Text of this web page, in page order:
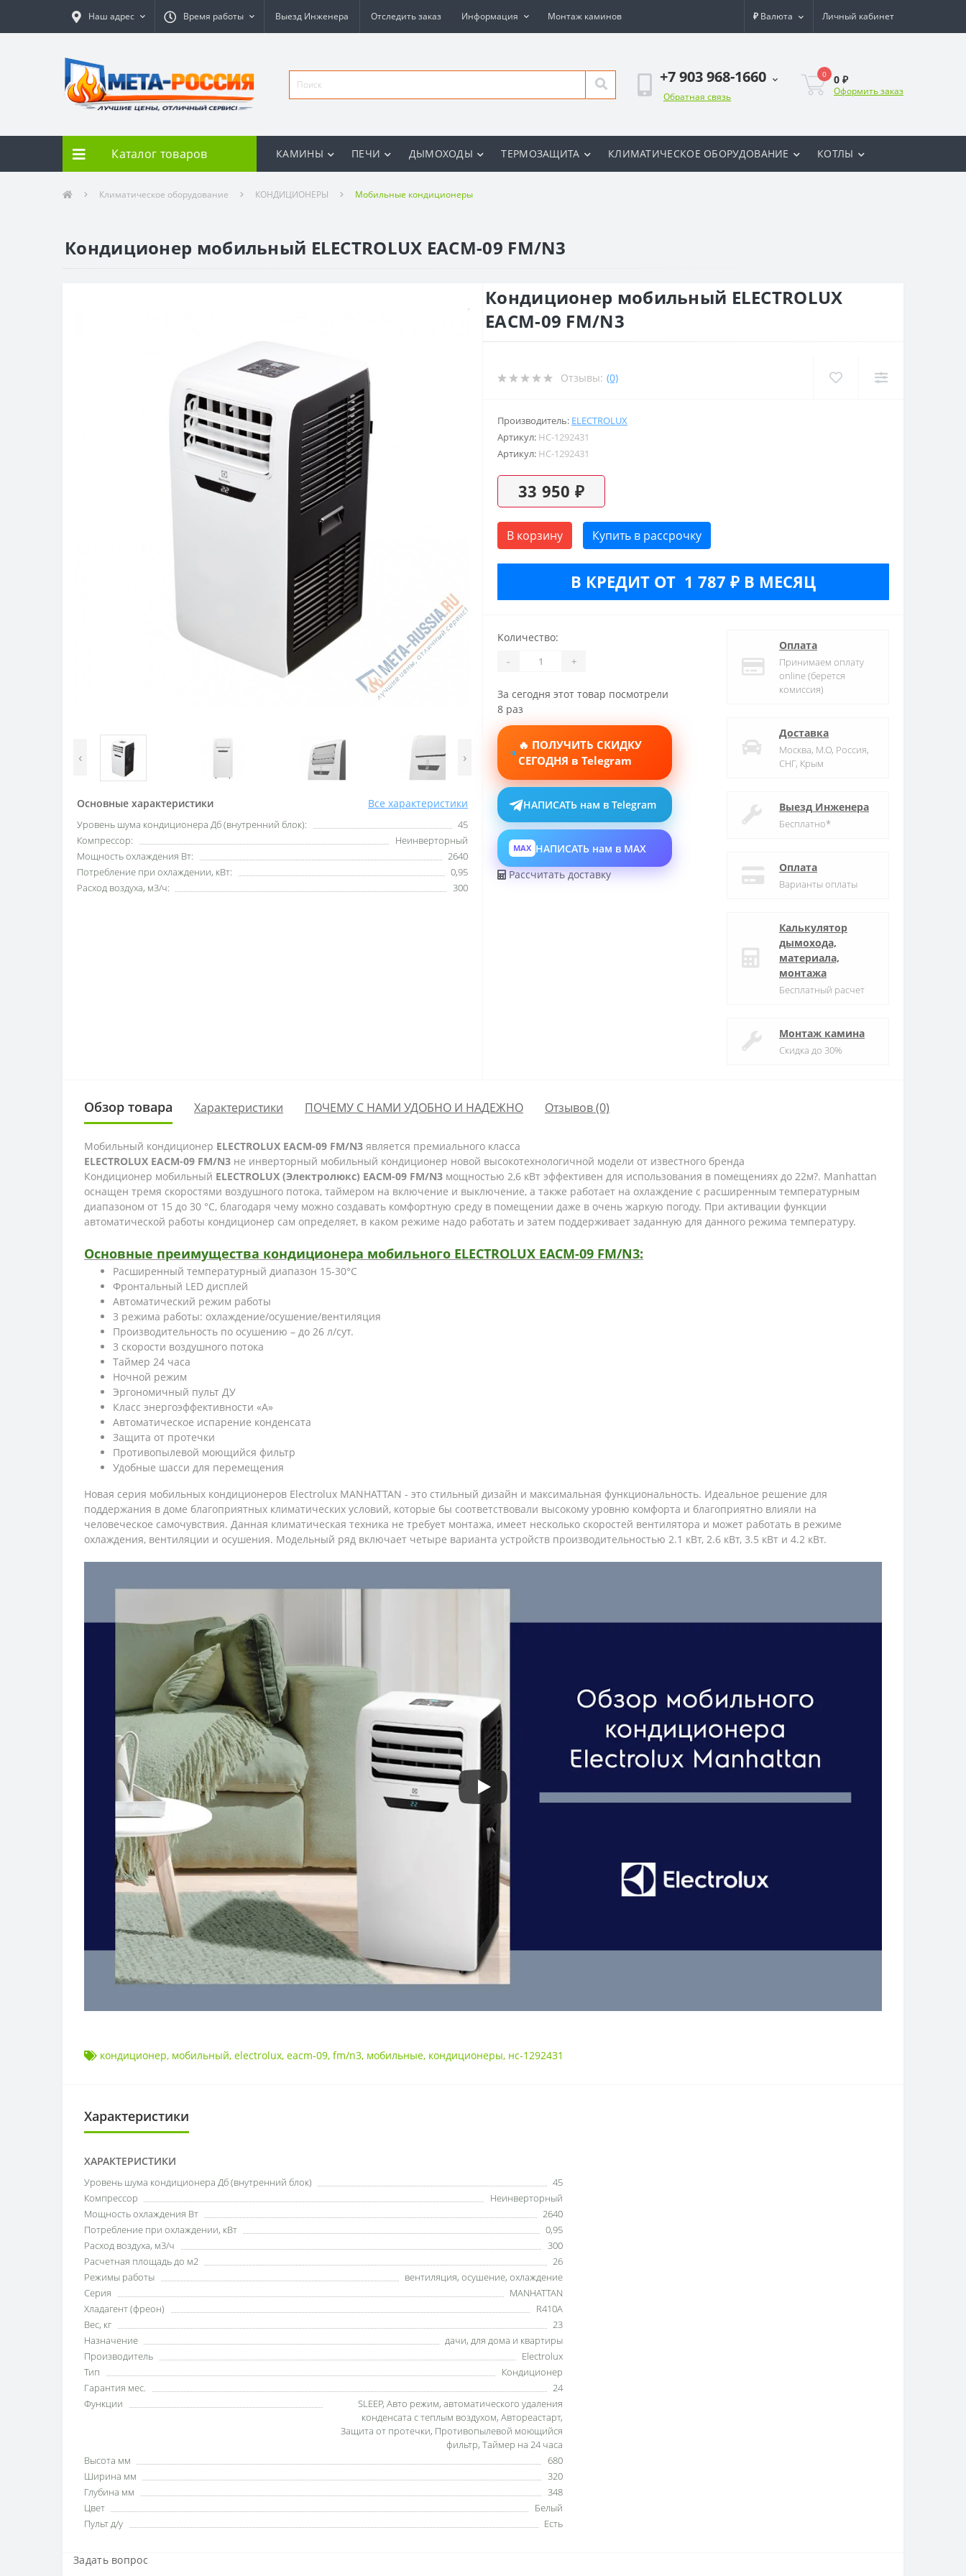
Наш адрес Время работы Выезд Инженера Отследить заказ Информация Монтаж каминов ₽ Валюта Личный кабинет
+7 903 968-1660
Обратная связь
0 0 ₽
Оформить заказ
Каталог товаров КАМИНЫ ПЕЧИ ДЫМОХОДЫ ТЕРМОЗАЩИТА КЛИМАТИЧЕСКОЕ ОБОРУДОВАНИЕ КОТЛЫ
Климатическое оборудование КОНДИЦИОНЕРЫ Мобильные кондиционеры
Кондиционер мобильный ELECTROLUX EACM-09 FM/N3
‹ ›
Основные характеристики Все характеристики
Уровень шума кондиционера Дб (внутренний блок):
45
Компрессор:
Неинверторный
Мощность охлаждения Вт:
2640
Потребление при охлаждении, кВт:
0,95
Расход воздуха, м3/ч:
300
Кондиционер мобильный ELECTROLUX
EACM-09 FM/N3
Отзывы: (0)
Производитель: ELECTROLUX
Артикул: НС-1292431
Артикул: НС-1292431
33 950 ₽
В корзину Купить в рассрочку
В КРЕДИТ ОТ 1 787 ₽ В МЕСЯЦ
Количество:
- +
За сегодня этот товар посмотрели
8 раз
🔥 ПОЛУЧИТЬ СКИДКУ
СЕГОДНЯ в Telegram
НАПИСАТЬ нам в Telegram
MAX НАПИСАТЬ нам в MAX
Рассчитать доставку
Оплата
Принимаем оплату
online (берется
комиссия)
Доставка
Москва, М.О, Россия,
СНГ, Крым
Выезд Инженера
Бесплатно*
Оплата
Варианты оплаты
Калькулятор
дымохода,
материала,
монтажа
Бесплатный расчет
Монтаж камина
Скидка до 30%
Обзор товара Характеристики ПОЧЕМУ С НАМИ УДОБНО И НАДЕЖНО Отзывов (0)
Мобильный кондиционер ELECTROLUX EACM-09 FM/N3 является премиального класса
ELECTROLUX EACM-09 FM/N3 не инверторный мобильный кондиционер новой высокотехнологичной модели от известного бренда
Кондиционер мобильный ELECTROLUX (Электролюкс) EACM-09 FM/N3 мощностью 2,6 кВт эффективен для использования в помещениях до 22м?. Manhattan
оснащен тремя скоростями воздушного потока, таймером на включение и выключение, а также работает на охлаждение с расширенным температурным
диапазоном от 15 до 30 °С, благодаря чему можно создавать комфортную среду в помещении даже в очень жаркую погоду. При активации функции
автоматической работы кондиционер сам определяет, в каком режиме надо работать и затем поддерживает заданную для данного режима температуру.
Основные преимущества кондиционера мобильного ELECTROLUX EACM-09 FM/N3:
Расширенный температурный диапазон 15-30°С
Фронтальный LED дисплей
Автоматический режим работы
3 режима работы: охлаждение/осушение/вентиляция
Производительность по осушению – до 26 л/сут.
3 скорости воздушного потока
Таймер 24 часа
Ночной режим
Эргономичный пульт ДУ
Класс энергоэффективности «A»
Автоматическое испарение конденсата
Защита от протечки
Противопылевой моющийся фильтр
Удобные шасси для перемещения
Новая серия мобильных кондиционеров Electrolux MANHATTAN - это стильный дизайн и максимальная функциональность. Идеальное решение для
поддержания в доме благоприятных климатических условий, которые бы соответствовали высокому уровню комфорта и благоприятно влияли на
человеческое самочувствия. Данная климатическая техника не требует монтажа, имеет несколько скоростей вентилятора и может работать в режиме
охлаждения, вентиляции и осушения. Модельный ряд включает четыре варианта устройств производительностью 2.1 кВт, 2.6 кВт, 3.5 кВт и 4.2 кВт.
кондиционер, мобильный, electrolux, eacm-09, fm/n3, мобильные, кондиционеры, нс-1292431
Характеристики
ХАРАКТЕРИСТИКИ
Уровень шума кондиционера Дб (внутренний блок)
45
Компрессор
Неинверторный
Мощность охлаждения Вт
2640
Потребление при охлаждении, кВт
0,95
Расход воздуха, м3/ч
300
Расчетная площадь до м2
26
Режимы работы
вентиляция, осушение, охлаждение
Серия
MANHATTAN
Хладагент (фреон)
R410A
Вес, кг
23
Назначение
дачи, для дома и квартиры
Производитель
Electrolux
Тип
Кондиционер
Гарантия мес.
24
Функции
SLEEP, Авто режим, автоматического удаления
конденсата с теплым воздухом, Автореастарт,
Защита от протечки, Противопылевой моющийся
фильтр, Таймер на 24 часа
Высота мм
680
Ширина мм
320
Глубина мм
348
Цвет
Белый
Пульт д/у
Есть
Задать вопрос